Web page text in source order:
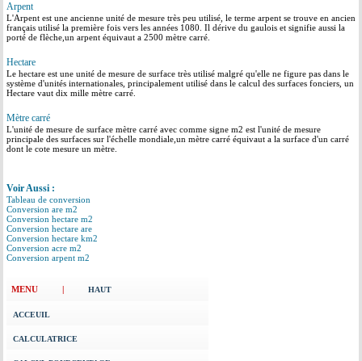
Arpent
L'Arpent est une ancienne unité de mesure très peu utilisé, le terme arpent se trouve en ancien
français utilisé la première fois vers les années 1080. Il dérive du gaulois et signifie aussi la
porté de flèche,un arpent équivaut a 2500 mètre carré.
Hectare
Le hectare est une unité de mesure de surface très utilisé malgré qu'elle ne figure pas dans le
système d'unités internationales, principalement utilisé dans le calcul des surfaces fonciers, un
Hectare vaut dix mille mètre carré.
Mètre carré
L'unité de mesure de surface mètre carré avec comme signe m2 est l'unité de mesure
principale des surfaces sur l'échelle mondiale,un mètre carré équivaut a la surface d'un carré
dont le cote mesure un mètre.
Voir Aussi :
Tableau de conversion
Conversion are m2
Conversion hectare m2
Conversion hectare are
Conversion hectare km2
Conversion acre m2
Conversion arpent m2
MENU | HAUT
ACCEUIL
CALCULATRICE